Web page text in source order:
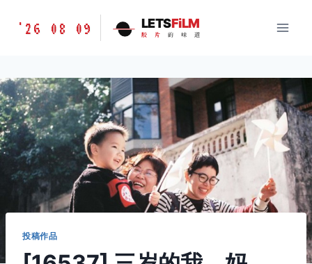
胶
味
道
LETSFILM
'26 08 09 LETSFiLM
胶 片 的 味 道
投稿作品